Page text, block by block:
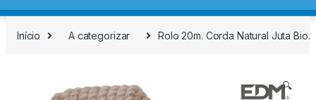
Início A categorizar Rolo 20m. Corda Natural Juta Bio.
🔍